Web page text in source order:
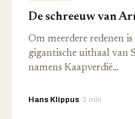
De schreeuw van
Om meerdere redenen
gigantische uithaal van
namens Kaapverdië…
Hans Klippus·3 min